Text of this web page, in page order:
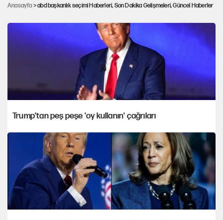
Anasayfa > abd başkanlık seçimi Haberleri, Son Dakika Gelişmeleri, Güncel Haberler
ekranlarından takip ediyor
Trump'tan peş peşe 'oy kullanın' çağrıları